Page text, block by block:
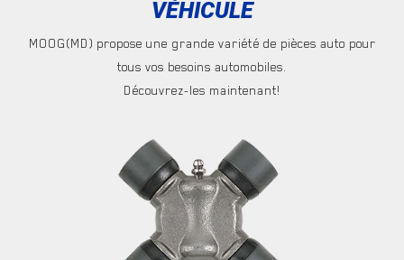
VÉHICULE
MOOG(MD) propose une grande variété de pièces auto pour
tous vos besoins automobiles.
Découvrez-les maintenant!